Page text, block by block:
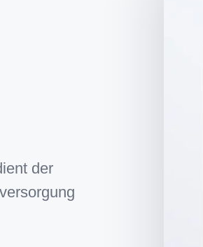
der